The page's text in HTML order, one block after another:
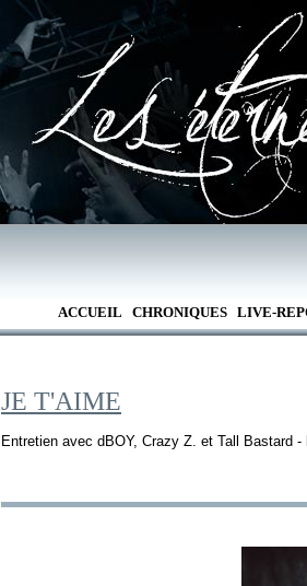
ACCUEIL CHRONIQUES LIVE-
JE T'AIME
Entretien avec dBOY, Crazy Z. et Tall Bastard -